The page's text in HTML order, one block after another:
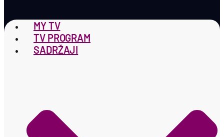
MY TV
TV PROGRAM
SADRŽAJI